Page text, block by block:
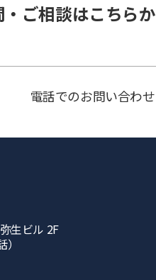
・ご相談はこちら
電話でのお問い合わ
⽣ビル 2F